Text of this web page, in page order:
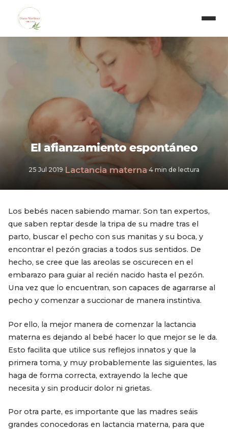
El afianzamiento espontáneo
25 Jul 2019· Lactancia materna·4 min de lectura
Los bebés nacen sabiendo mamar. Son tan expertos,
que saben reptar desde la tripa de su madre tras el
parto, buscar el pecho con sus manitas y su boca, y
encontrar el pezón gracias a todos sus sentidos. De
hecho, se cree que las areolas se oscurecen en el
embarazo para guiar al recién nacido hasta el pezón.
Una vez que lo encuentran, son capaces de agarrarse al
pecho y comenzar a succionar de manera instintiva.
Por ello, la mejor manera de comenzar la lactancia
materna es dejando al bebé hacer lo que mejor se le da.
Esto facilita que utilice sus reflejos innatos y que la
primera toma, y muy probablemente las siguientes, las
haga de forma correcta, extrayendo la leche que
necesita y sin producir dolor ni grietas.
Por otra parte, es importante que las madres seáis
grandes conocedoras en lactancia materna, para que